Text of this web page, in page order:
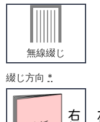
無線綴じ
綴じ方向 *